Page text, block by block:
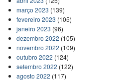
março 2023 (139)
fevereiro 2023 (105)
janeiro 2023 (96)
dezembro 2022 (105)
novembro 2022 (109)
outubro 2022 (124)
setembro 2022 (122)
agosto 2022 (117)